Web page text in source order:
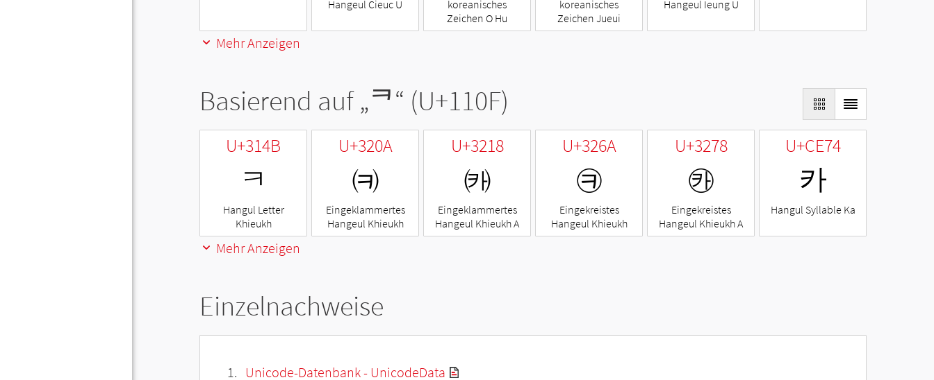
Hangeul Cieuc U
koreanisches
Zeichen O Hu
koreanisches
Zeichen Jueui
Hangeul Ieung U
Mehr Anzeigen
Basierend auf „ᄏ“ (U+110F)
U+314B
ㅋ
Hangul Letter
Khieukh
U+320A
㈊
Eingeklammertes
Hangeul Khieukh
U+3218
㈘
Eingeklammertes
Hangeul Khieukh A
U+326A
㉪
Eingekreistes
Hangeul Khieukh
U+3278
㉸
Eingekreistes
Hangeul Khieukh A
U+CE74
카
Hangul Syllable Ka
Mehr Anzeigen
Einzelnachweise
Unicode-Datenbank - UnicodeData